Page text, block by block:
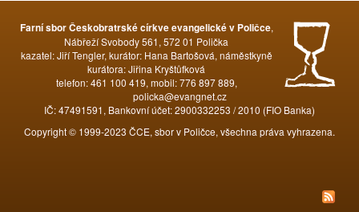
Farní sbor Českobratrské církve evangelické v Poličce,
Nábřeží Svobody 561, 572 01 Polička
kazatel: Jiří Tengler, kurátor: Hana Bartošová, náměstkyně
kurátora: Jiřina Kryštůfková
telefon: 461 100 419, mobil: 776 897 889,
policka@evangnet.cz
IČ: 47491591, Bankovní účet: 2900332253 / 2010 (FIO Banka)
Copyright © 1999-2023 ČCE, sbor v Poličce, všechna práva vyhrazena.